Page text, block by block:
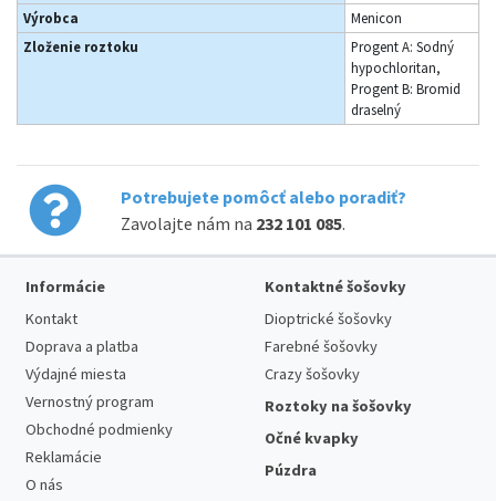
Výrobca
Menicon
Zloženie roztoku
Progent A: Sodný
hypochloritan,
Progent B: Bromid
draselný
Potrebujete pomôcť alebo poradiť?
Zavolajte nám na 232 101 085.
Informácie
Kontakt
Doprava a platba
Výdajné miesta
Vernostný program
Obchodné podmienky
Reklamácie
O nás
Kontaktné šošovky
Dioptrické šošovky
Farebné šošovky
Crazy šošovky
Roztoky na šošovky
Očné kvapky
Púzdra